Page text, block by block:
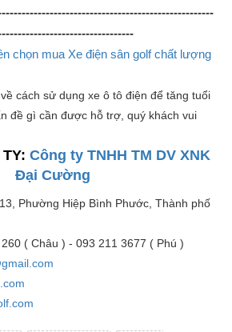
chọn mua Xe điện sân golf chất lượng
cách sử dụng xe ô tô điện để tăng tuổi
đề gì cần được hỗ trợ, quý khách vui
Công ty TNHH TM DV XNK
Đại Cường
Phường Hiệp Bình Phước, Thành phố
( Châu ) - 093 211 3677 ( Phú )